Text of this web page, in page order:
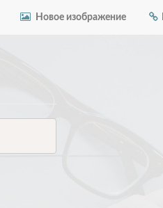
Новое изображение